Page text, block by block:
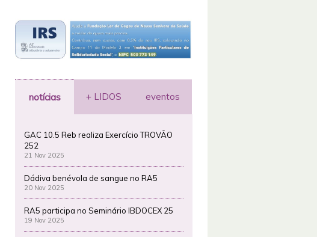
notícias + LIDOS eventos
GAC 10.5 Reb realiza Exercício TROVÃO
252
21 Nov 2025
Dádiva benévola de sangue no RA5
20 Nov 2025
RA5 participa no Seminário IBDOCEX 25
19 Nov 2025